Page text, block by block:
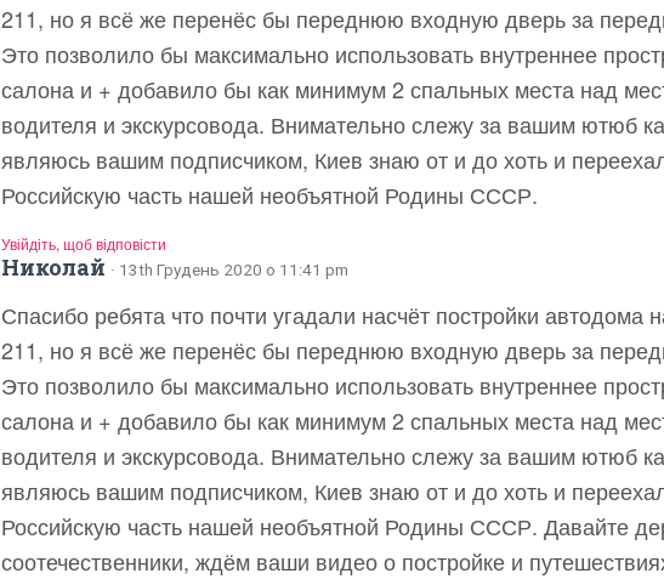
211, но я всё же перенёс бы переднюю входную дверь за
Это позволило бы максимально использовать внутреннее
салона и + добавило бы как минимум 2 спальных места над
водителя и экскурсовода. Внимательно слежу за вашим ютюб
являюсь вашим подписчиком, Киев знаю от и до хоть и
Российскую часть нашей необъятной Родины СССР.
Увійдіть, щоб відповісти
Николай · 13th Грудень 2020 о 11:41 pm
Спасибо ребята что почти угадали насчёт постройки автодома
211, но я всё же перенёс бы переднюю входную дверь за
Это позволило бы максимально использовать внутреннее
салона и + добавило бы как минимум 2 спальных места над
водителя и экскурсовода. Внимательно слежу за вашим ютюб
являюсь вашим подписчиком, Киев знаю от и до хоть и
Российскую часть нашей необъятной Родины СССР. Давайте
соотечественники, ждём ваши видео о постройке и